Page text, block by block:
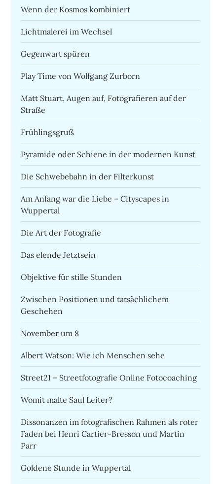
Wenn der Kosmos kombiniert
Lichtmalerei im Wechsel
Gegenwart spüren
Play Time von Wolfgang Zurborn
Matt Stuart, Augen auf, Fotografieren auf der
Straße
Frühlingsgruß
Pyramide oder Schiene in der modernen Kunst
Die Schwebebahn in der Filterkunst
Am Anfang war die Liebe – Cityscapes in
Wuppertal
Die Art der Fotografie
Das elende Jetztsein
Objektive für stille Stunden
Zwischen Positionen und tatsächlichem
Geschehen
November um 8
Albert Watson: Wie ich Menschen sehe
Street21 – Streetfotografie Online Fotocoaching
Womit malte Saul Leiter?
Dissonanzen im fotografischen Rahmen als roter
Faden bei Henri Cartier-Bresson und Martin
Parr
Goldene Stunde in Wuppertal